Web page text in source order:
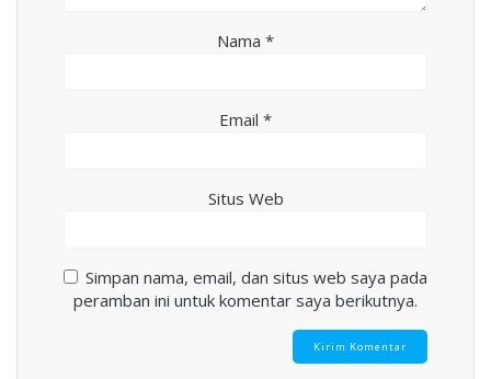
Nama *
Email *
Situs Web
Simpan nama, email, dan situs web saya pada
peramban ini untuk komentar saya berikutnya.